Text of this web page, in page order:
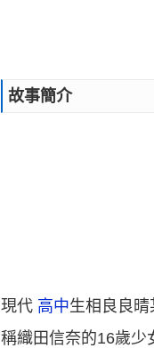
故事簡介
現代 高中生相良良
稱織田信奈的16歲少